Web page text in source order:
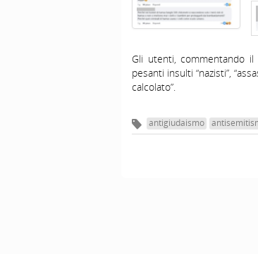
Gli utenti, commentando
pesanti insulti “nazisti”,
calcolato”.
antigiudaismo